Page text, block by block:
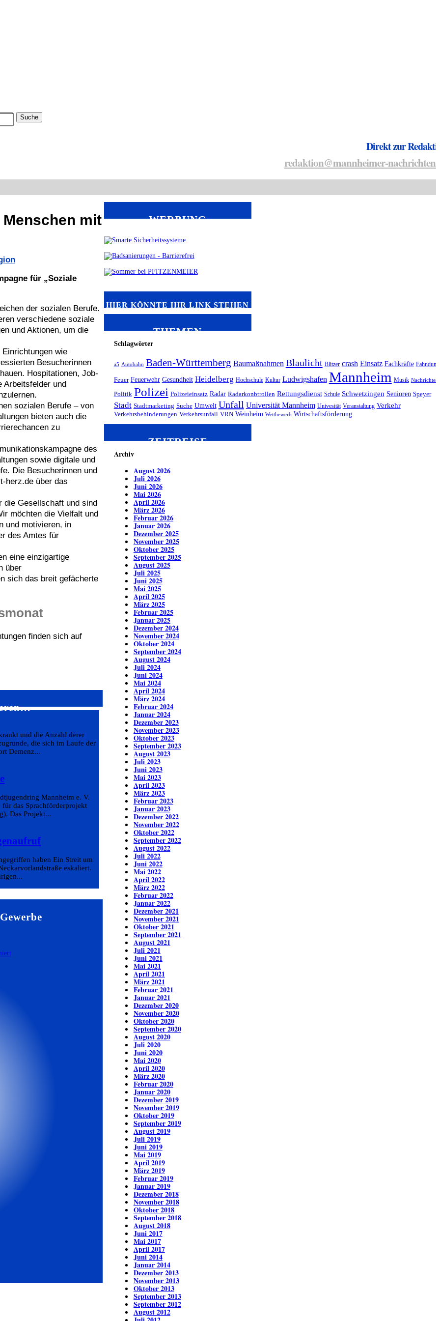
Direkt zur
redaktion@mannheimer-
mit
für „Soziale
der sozialen Berufe.
verschiedene soziale
und Aktionen, um die
wie
Besucherinnen
Hospitationen, Job-
Arbeitsfelder und
sozialen Berufe – von
bieten auch die
zu
des
sowie digitale und
Die Besucherinnen und
herz.de über das
die Gesellschaft und sind
möchten die Vielfalt und
und motivieren, in
des Amtes für
eine einzigartige
über
sich das breit gefächerte
finden sich auf
und die Anzahl derer
die sich im Laufe der
Demenz...
Mannheim e. V.
für das Sprachförderprojekt
Das Projekt...
haben Ein Streit um
eskaliert.
WERBUNG
HIER KÖNNTE IHR LINK STEHEN
THEMEN
Schlagwörter
a5 Autobahn Baden-Württemberg Baumaßnahmen Blaulicht Blitzer crash Einsatz Fachkräfte Fahndung
Feuer Feuerwehr Gesundheit Heidelberg Hochschule Kultur Ludwigshafen Mannheim Musik Nachrichten
Politik Polizei Polizeieinsatz Radar Radarkonbtrollen Rettungsdienst Schule Schwetzingen Senioren Speyer
Stadt Stadtmarketing Suche Umwelt Unfall Universität Mannheim Univesität Veranstaltung Verkehr
Verkehrsbehinderungen Verkehrsunfall VRN Weinheim Wettbewerb Wirtschaftsförderung
ZEITREISE
Archiv
August 2026
Juli 2026
Juni 2026
Mai 2026
April 2026
März 2026
Februar 2026
Januar 2026
Dezember 2025
November 2025
Oktober 2025
September 2025
August 2025
Juli 2025
Juni 2025
Mai 2025
April 2025
März 2025
Februar 2025
Januar 2025
Dezember 2024
November 2024
Oktober 2024
September 2024
August 2024
Juli 2024
Juni 2024
Mai 2024
April 2024
März 2024
Februar 2024
Januar 2024
Dezember 2023
November 2023
Oktober 2023
September 2023
August 2023
Juli 2023
Juni 2023
Mai 2023
April 2023
März 2023
Februar 2023
Januar 2023
Dezember 2022
November 2022
Oktober 2022
September 2022
August 2022
Juli 2022
Juni 2022
Mai 2022
April 2022
März 2022
Februar 2022
Januar 2022
Dezember 2021
November 2021
Oktober 2021
September 2021
August 2021
Juli 2021
Juni 2021
Mai 2021
April 2021
März 2021
Februar 2021
Januar 2021
Dezember 2020
November 2020
Oktober 2020
September 2020
August 2020
Juli 2020
Juni 2020
Mai 2020
April 2020
März 2020
Februar 2020
Januar 2020
Dezember 2019
November 2019
Oktober 2019
September 2019
August 2019
Juli 2019
Juni 2019
Mai 2019
April 2019
März 2019
Februar 2019
Januar 2019
Dezember 2018
November 2018
Oktober 2018
September 2018
August 2018
Juni 2017
Mai 2017
April 2017
Juni 2014
Januar 2014
Dezember 2013
November 2013
Oktober 2013
September 2013
September 2012
August 2012